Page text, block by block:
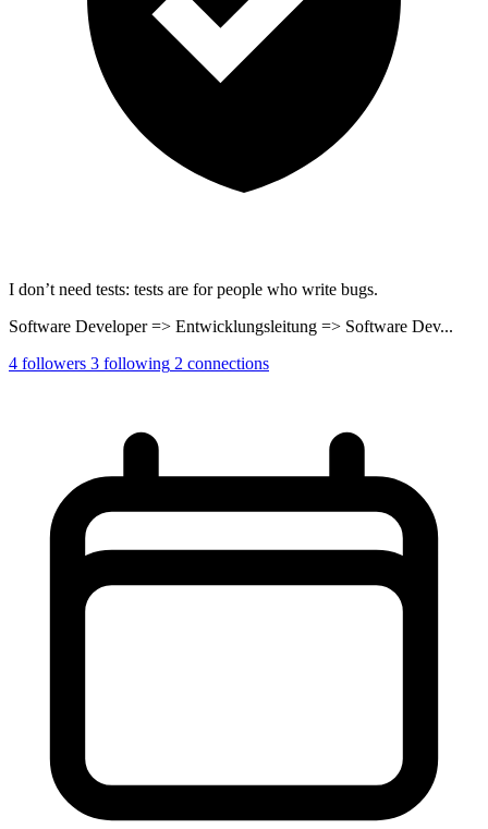
I don’t need tests: tests are for people who write bugs.
Software Developer => Entwicklungsleitung => Software Dev...
4 followers 3 following 2 connections